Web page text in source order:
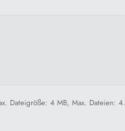
Dateigröße: 4 MB, Max. Dateien: 4.